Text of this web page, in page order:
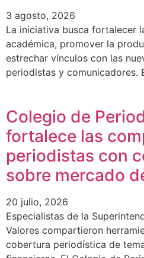
3 agosto, 2026
La iniciativa busca fortalecer
académica, promover la
estrechar vínculos con las
periodistas y comunicadores.
Colegio de
fortalece las
periodistas con
sobre mercado
20 julio, 2026
Especialistas de la
Valores compartieron
cobertura periodística de